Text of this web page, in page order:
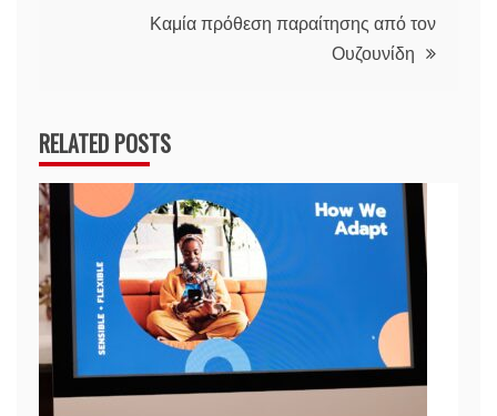
Καμία πρόθεση παραίτησης από τον
Ουζουνίδη
RELATED POSTS